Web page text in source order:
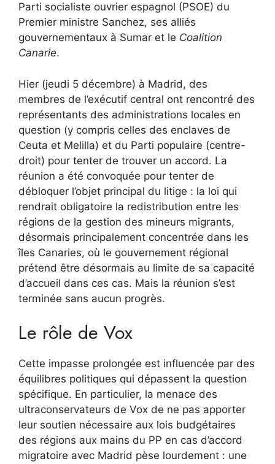
Parti socialiste ouvrier espagnol (PSOE) du
Premier ministre Sanchez, ses alliés
gouvernementaux à Sumar et le Coalition
Canarie.
Hier (jeudi 5 décembre) à Madrid, des
membres de l’exécutif central ont rencontré des
représentants des administrations locales en
question (y compris celles des enclaves de
Ceuta et Melilla) et du Parti populaire (centre-
droit) pour tenter de trouver un accord. La
réunion a été convoquée pour tenter de
débloquer l’objet principal du litige : la loi qui
rendrait obligatoire la redistribution entre les
régions de la gestion des mineurs migrants,
désormais principalement concentrée dans les
îles Canaries, où le gouvernement régional
prétend être désormais au limite de sa capacité
d’accueil dans ces cas. Mais la réunion s’est
terminée sans aucun progrès.
Le rôle de Vox
Cette impasse prolongée est influencée par des
équilibres politiques qui dépassent la question
spécifique. En particulier, la menace des
ultraconservateurs de Vox de ne pas apporter
leur soutien nécessaire aux lois budgétaires
des régions aux mains du PP en cas d’accord
migratoire avec Madrid pèse lourdement : une